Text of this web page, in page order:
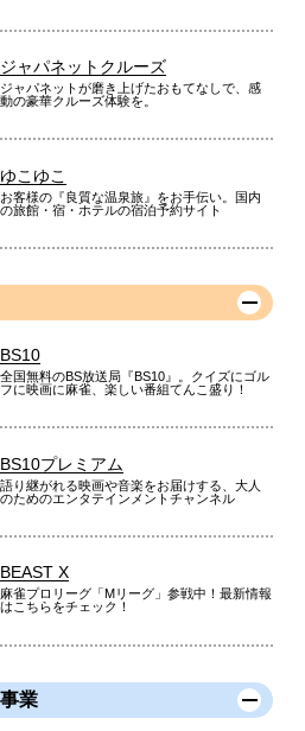
ジャパネットクルーズ
ジャパネットが磨き上げたおもてなしで、感
動の豪華クルーズ体験を。
ゆこゆこ
お客様の『良質な温泉旅』をお手伝い。国内
の旅館・宿・ホテルの宿泊予約サイト
BS10
全国無料のBS放送局『BS10』。クイズにゴル
フに映画に麻雀、楽しい番組てんこ盛り！
BS10プレミアム
語り継がれる映画や音楽をお届けする、大人
のためのエンタテインメントチャンネル
BEAST X
麻雀プロリーグ「Mリーグ」参戦中！最新情報
はこちらをチェック！
業